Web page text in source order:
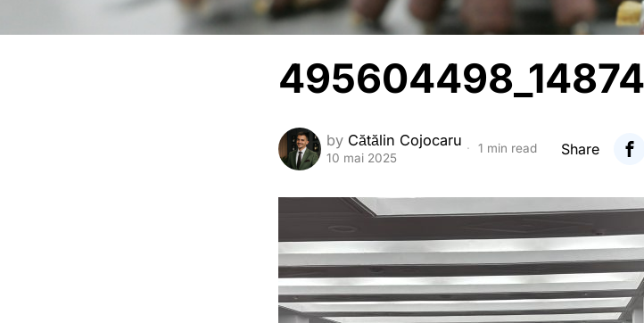
by Cătălin Cojocaru
10 mai 2025
1 min read Share